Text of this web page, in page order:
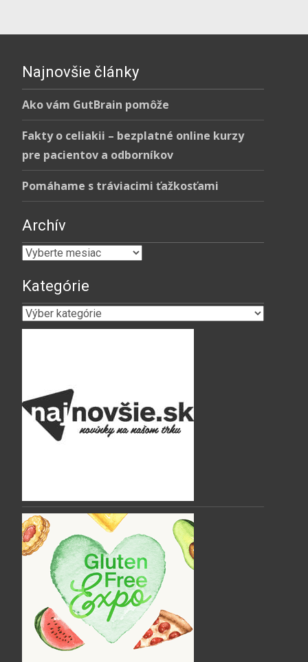
Najnovšie články
Ako vám GutBrain pomôže
Fakty o celiakii – bezplatné online kurzy
pre pacientov a odborníkov
Pomáhame s tráviacimi ťažkosťami
Archív
Archív
Kategórie
Kategórie